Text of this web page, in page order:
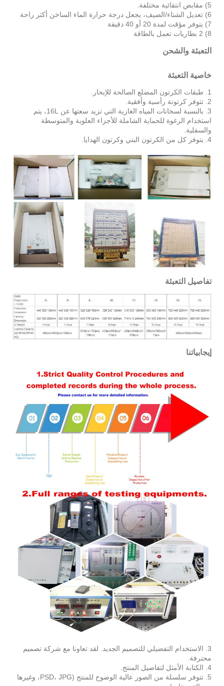
5) مقابض انتقائية مختلفة.
6) تعديل الشتاء/الصيف، يجعل درجة حرارة الماء الساخن أكثر راحة
7) يتوفر مؤقت لمدة 20 أو 40 دقيقة
8) 2 بطاريات تعمل بالطاقة
التعبئة والشحن
خاصية التعبئة
1. طبقات الكرتون المضلع الصالحة للإبحار.
2. تتوفر كرتونة رأسية وأفقية.
3. بالنسبة لسخانات المياه الغازية التي تزيد سعتها عن 16L، يتم
استخدام الرغوة للحماية الشاملة للأجزاء العلوية والمتوسطة
والسفلية.
4. يتوفر كل من الكرتون البني وكرتون الهدايا.
تفاصيل التعبئة
إيجابياتنا
3. الاستخدام التفضيلي للتصميم الجديد. لقد تعاونا مع شركة تصميم
محترفة.
4. الكتابة الأمثل لتفاصيل المنتج.
5. تتوفر سلسلة من الصور عالية الوضوح للمنتج (PSD، JPG، وغيرها